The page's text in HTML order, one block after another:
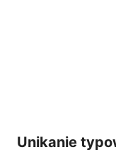
Unikanie